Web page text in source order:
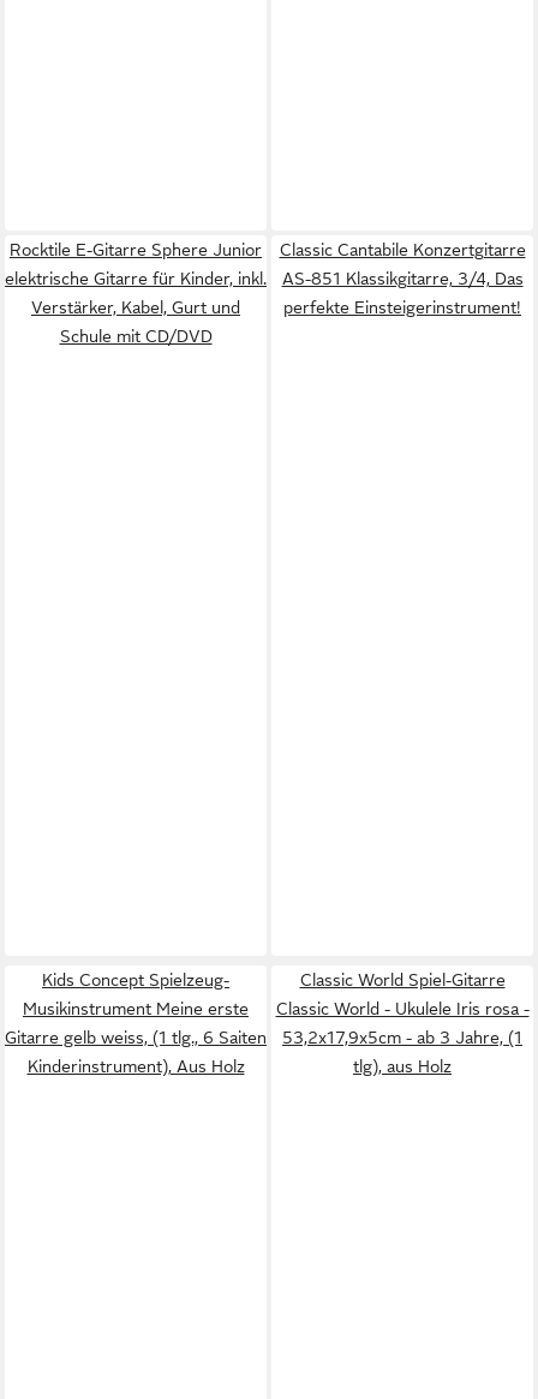
Rocktile E-Gitarre Sphere Junior
elektrische Gitarre für Kinder, inkl.
Verstärker, Kabel, Gurt und
Schule mit CD/DVD
Classic Cantabile Konzertgitarre
AS-851 Klassikgitarre, 3/4, Das
perfekte Einsteigerinstrument!
Kids Concept Spielzeug-
Musikinstrument Meine erste
Gitarre gelb weiss, (1 tlg., 6 Saiten
Kinderinstrument), Aus Holz
Classic World Spiel-Gitarre
Classic World - Ukulele Iris rosa -
53,2x17,9x5cm - ab 3 Jahre, (1
tlg), aus Holz